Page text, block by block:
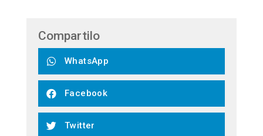
Compartilo
WhatsApp
Facebook
Twitter